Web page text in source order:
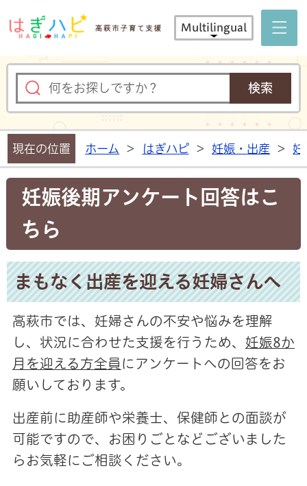
はぎハピ
Multilingual
現在の位置 ホーム > はぎハピ > 妊娠・出産 > 妊
妊娠後期アンケート回答はこ
ちら
まもなく出産を迎える妊婦さんへ
高萩市では、妊婦さんの不安や悩みを理解
し、状況に合わせた支援を行うため、 妊娠8か
月を迎える方全員 にアンケートへの回答をお
願いしております。
出産前に助産師や栄養士、保健師との面談が
可能ですので、お困りごとなどございました
らお気軽にご相談ください。